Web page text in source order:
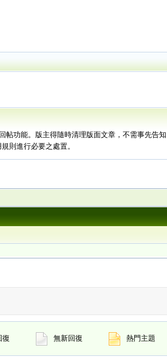
功能。版主得隨時清理版面文章，不需事先
則進行必要之處置。
復 無新回復 熱門主題